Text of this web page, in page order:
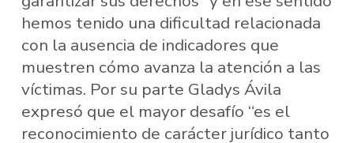
hemos tenido una dificultad relacionada
con la ausencia de indicadores que
muestren cómo avanza la atención a las
víctimas. Por su parte Gladys Ávila
expresó que el mayor desafío “es el
reconocimiento de carácter jurídico tanto